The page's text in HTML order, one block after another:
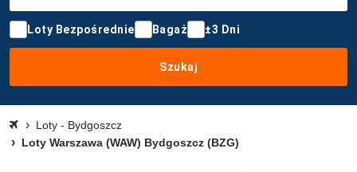
Loty Bezpośrednie Bagaż ±3 Dni
Szukaj
Loty - Bydgoszcz
Loty Warszawa (WAW) Bydgoszcz (BZG)